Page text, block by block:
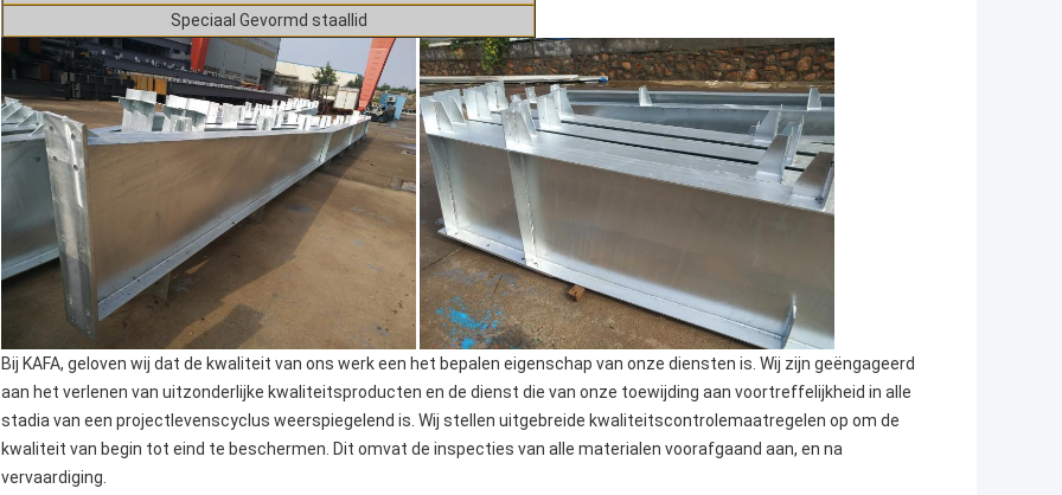
Speciaal Gevormd staallid
Bij KAFA, geloven wij dat de kwaliteit van ons werk een het bepalen eigenschap van onze diensten is. Wij zijn geëngageerd
aan het verlenen van uitzonderlijke kwaliteitsproducten en de dienst die van onze toewijding aan voortreffelijkheid in alle
stadia van een projectlevenscyclus weerspiegelend is. Wij stellen uitgebreide kwaliteitscontrolemaatregelen op om de
kwaliteit van begin tot eind te beschermen. Dit omvat de inspecties van alle materialen voorafgaand aan, en na
vervaardiging.